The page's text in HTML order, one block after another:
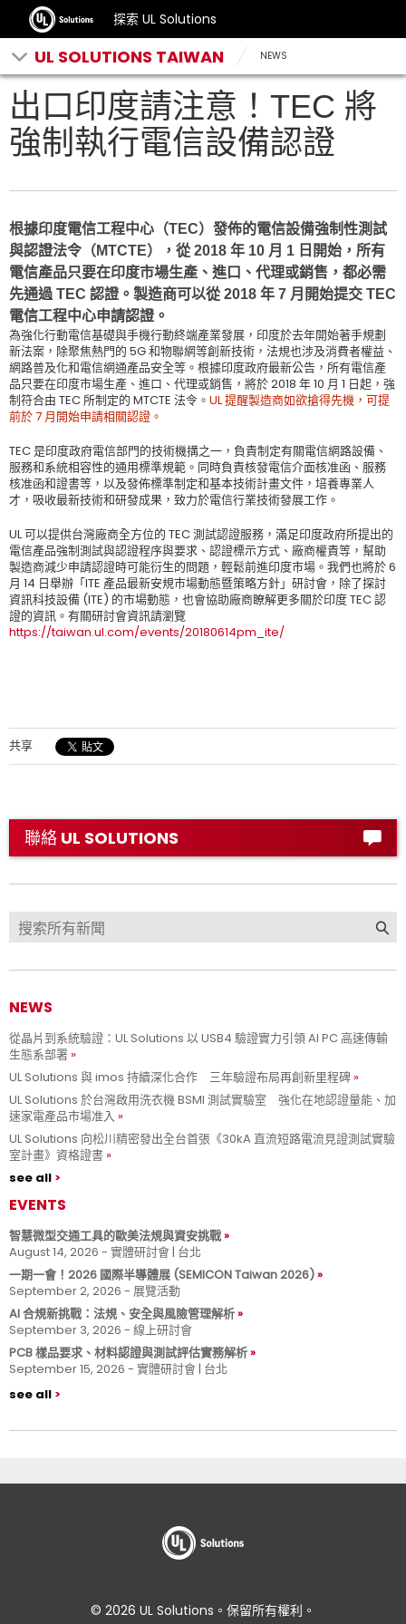
探索 UL Solutions
UL SOLUTIONS TAIWAN NEWS
出口印度請注意！TEC 將
強制執行電信設備認證
根據印度電信工程中心（TEC）發佈的電信設備強制性測試
與認證法令（MTCTE），從 2018 年 10 月 1 日開始，所有
電信產品只要在印度市場生產、進口、代理或銷售，都必需
先通過 TEC 認證。製造商可以從 2018 年 7 月開始提交 TEC
電信工程中心申請認證。
為強化行動電信基礎與手機行動終端產業發展，印度於去年開始著手規劃
新法案，除聚焦熱門的 5G 和物聯網等創新技術，法規也涉及消費者權益、
網路普及化和電信網通產品安全等。根據印度政府最新公告，所有電信產
品只要在印度市場生產、進口、代理或銷售，將於 2018 年 10 月 1 日起，強
制符合由 TEC 所制定的 MTCTE 法令。 UL 提醒製造商如欲搶得先機，可提
前於 7 月開始申請相關認證。
TEC 是印度政府電信部門的技術機搆之一，負責制定有關電信網路設備、
服務和系統相容性的通用標準規範。同時負責核發電信介面核准函、服務
核准函和證書等，以及發佈標準制定和基本技術計畫文件，培養專業人
才，吸收最新技術和研發成果，致力於電信行業技術發展工作。
UL 可以提供台灣廠商全方位的 TEC 測試認證服務，滿足印度政府所提出的
電信產品強制測試與認證程序與要求、認證標示方式、廠商權責等，幫助
製造商減少申請認證時可能衍生的問題，輕鬆前進印度市場。我們也將於 6
月 14 日舉辦「ITE 產品最新安規市場動態暨策略方針」研討會，除了探討
資訊科技設備 (ITE) 的市場動態，也會協助廠商瞭解更多關於印度 TEC 認
證的資訊。有關研討會資訊請瀏覽
https://taiwan.ul.com/events/20180614pm_ite/
共享
聯絡 UL SOLUTIONS
NEWS
從晶片到系統驗證：UL Solutions 以 USB4 驗證實力引領 AI PC 高速傳輸
生態系部署
UL Solutions 與 imos 持續深化合作 三年驗證布局再創新里程碑
UL Solutions 於台灣啟用洗衣機 BSMI 測試實驗室 強化在地認證量能、加
速家電產品市場准入
UL Solutions 向松川精密發出全台首張《30kA 直流短路電流見證測試實驗
室計畫》資格證書
see all
EVENTS
智慧微型交通工具的歐美法規與資安挑戰
August 14, 2026 - 實體研討會 | 台北
一期一會！2026 國際半導體展 (SEMICON Taiwan 2026)
September 2, 2026 - 展覽活動
AI 合規新挑戰：法規、安全與風險管理解析
September 3, 2026 - 線上研討會
PCB 樣品要求、材料認證與測試評估實務解析
September 15, 2026 - 實體研討會 | 台北
see all
© 2026 UL Solutions。保留所有權利。